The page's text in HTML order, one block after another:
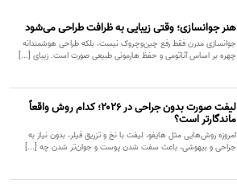
هنر جوانسازی؛ وقتی زیبایی به ظرافت طراحی می‌شود
جوانسازی مدرن فقط رفع چین‌وچروک نیست، بلکه طراحی هوشمندانه
چهره بر اساس آناتومی و حفظ هارمونی طبیعی صورت است. زیبای [...]
لیفت صورت بدون جراحی در ۲۰۲۶؛ کدام روش واقعاً
ماندگارتر است؟
امروزه روش‌هایی مثل هایفو، لیفت با نخ و تزریق فیلر، بدون نیاز به
جراحی و بیهوشی، باعث سفت شدن پوست و جوان‌تر شدن چه [...]